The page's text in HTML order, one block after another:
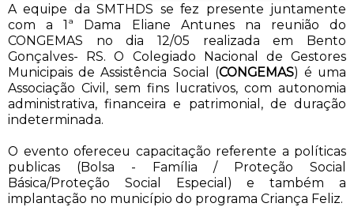
A equipe da SMTHDS se fez presente juntamente
com a 1ª Dama Eliane Antunes na reunião do
CONGEMAS no dia 12/05 realizada em Bento
Gonçalves- RS. O Colegiado Nacional de Gestores
Municipais de Assistência Social (CONGEMAS) é uma
Associação Civil, sem fins lucrativos, com autonomia
administrativa, financeira e patrimonial, de duração
indeterminada.
O evento ofereceu capacitação referente a políticas
publicas (Bolsa - Família / Proteção Social
Básica/Proteção Social Especial) e também a
implantação no município do programa Criança Feliz.